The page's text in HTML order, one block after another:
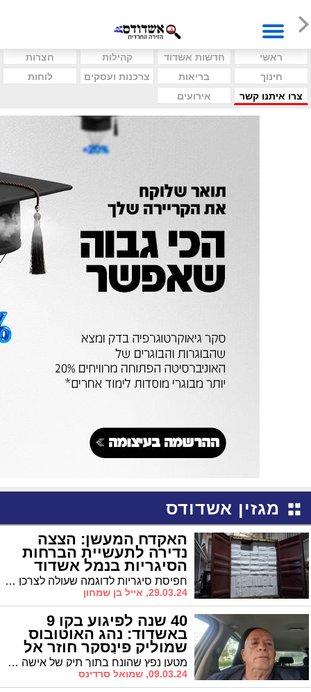
ראשי חדשות אשדוד קהילות
חצרות
חינוך
בריאות צרכנות ועסקים
לוחות
צרו איתנו קשר
אירועים
מגזין אשדודס
האקדח המעשן: הצצה
נדירה לתעשיית הברחות
הסיגריות בנמל אשדוד
חפיסת סיגריות לדוגמה שעולה לצרכן 39 שקל, מכניסה לקופת המדינה כ–31 שקל. רק 8 שקלים יתחלקו בין היצרן למוכר. עכשיו תחשבו מה קורה כשהמדינה אינה בתמונה. הצצה לתעשיית הברחות הסיגריות בישראל, שרובה עוברת דרך הנמל , המרינה וחופי הים באשדוד ושהיקפה מוערך במיליארדי שקלים בשנה
29.03.24, אייל בן שמחון
40 שנה לפיגוע בקו 9
באשדוד: נהג האוטובוס
שמוליק פינסקר חוזר אל
היום בו נולד מחדש מטען נפץ שהונח בתוך תיק של אישה התפוצץ במהלך נסיעה משוק הים וגבה את חייהם של 3 מתושבי העיר. 40 שנה אחרי, נהג האוטובוס שמוליק פינסקר חוזר אל אותם רגעים דרמטיים: "לפעמים אני חושב איזה נס היה לי"
09.03.24, שמואל סרדינס